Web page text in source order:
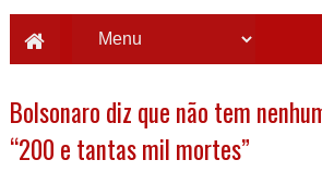
Bolsonaro diz que não tem
“200 e tantas mil mortes”